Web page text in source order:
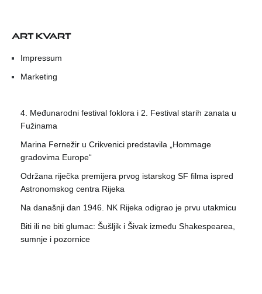
ART KVART
Impressum
Marketing
4. Međunarodni festival foklora i 2. Festival starih zanata u
Fužinama
Marina Fernežir u Crikvenici predstavila „Hommage
gradovima Europe“
Održana riječka premijera prvog istarskog SF filma ispred
Astronomskog centra Rijeka
Na današnji dan 1946. NK Rijeka odigrao je prvu utakmicu
Biti ili ne biti glumac: Šušljik i Šivak između Shakespearea,
sumnje i pozornice